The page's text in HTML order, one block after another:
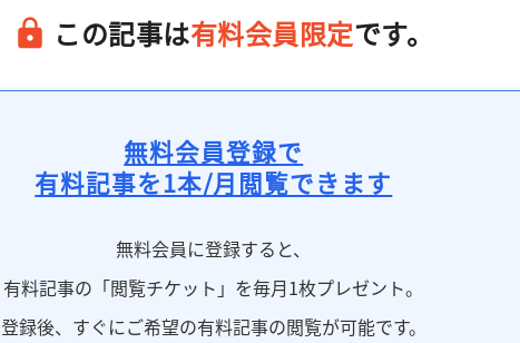
この記事は有料会員限定です。
無料会員登録で
有料記事を1本/月閲覧できます
無料会員に登録すると、
有料記事の「閲覧チケット」を毎月1枚プレゼント。
登録後、すぐにご希望の有料記事の閲覧が可能です。